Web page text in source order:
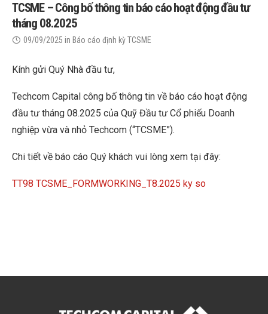
TCSME – Công bố thông tin báo cáo hoạt động đầu tư
tháng 08.2025
09/09/2025 in Báo cáo định kỳ TCSME
Kính gửi Quý Nhà đầu tư,
Techcom Capital công bố thông tin về báo cáo hoạt động
đầu tư tháng 08.2025 của Quỹ Đầu tư Cổ phiếu Doanh
nghiệp vừa và nhỏ Techcom (“TCSME”).
Chi tiết về báo cáo Quý khách vui lòng xem tại đây:
TT98 TCSME_FORMWORKING_T8.2025 ky so